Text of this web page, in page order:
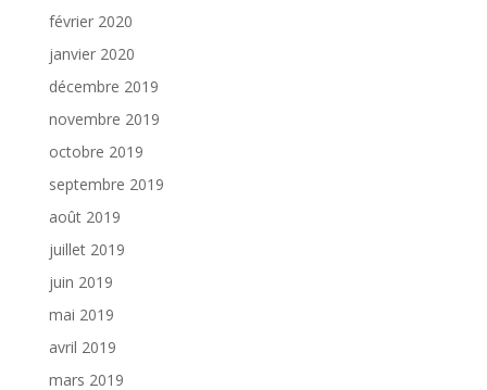
février 2020
janvier 2020
décembre 2019
novembre 2019
octobre 2019
septembre 2019
août 2019
juillet 2019
juin 2019
mai 2019
avril 2019
mars 2019